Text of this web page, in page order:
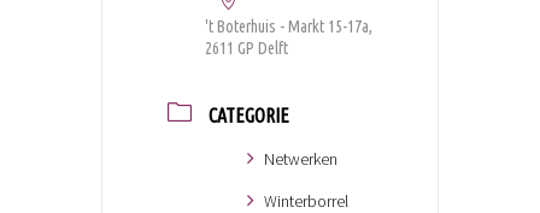
't Boterhuis - Markt 15-17a,
2611 GP Delft
CATEGORIE
Netwerken
Winterborrel